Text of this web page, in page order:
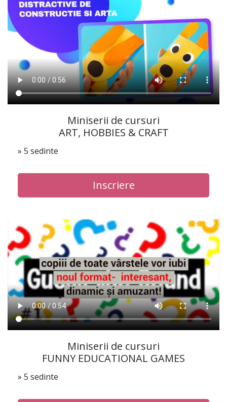
Miniserii de cursuri
ART, HOBBIES & CRAFT
» 5 sedinte
Inscriere
Miniserii de cursuri
FUNNY EDUCATIONAL GAMES
» 5 sedinte